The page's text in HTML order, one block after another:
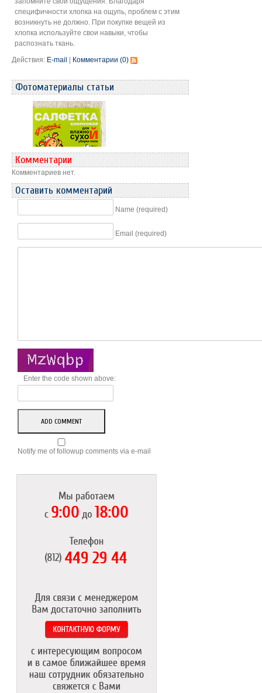
специфичности хлопка на ощупь, проблем с этим
возникнуть не должно. При покупке вещей из
хлопка используйте свои навыки, чтобы
распознать ткань.
Действия: E-mail | Комментарии (0)
Фотоматериалы статьи
Комментарии
Комментариев нет.
Оставить комментарий
Name (required)
Email (required)
Enter the code shown above:
Notify me of followup comments via e-mail